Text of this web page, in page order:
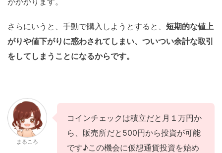
さらにいうと、手動で購入しようとすると、 短期的な値上
がりや値下がりに惑わされてしまい、ついつい余計な取引
をしてしまうことになるからです。
まるころ
コインチェックは積立だと月１万円か
ら、販売所だと500円から投資が可能
です♪この機会に仮想通貨投資を始め